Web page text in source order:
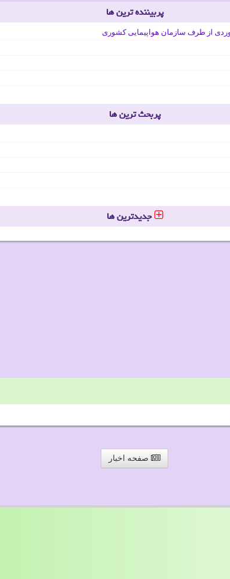
پربیننده ترین ها
از طرف سازمان هواپیمایی کشوری
پربحث ترین ها
جدیدترین ها
صفحه اخبار